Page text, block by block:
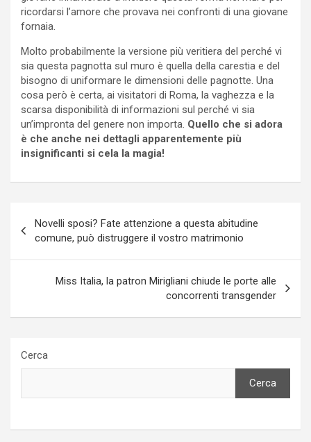
ricordarsi l’amore che provava nei confronti di una giovane
fornaia.
Molto probabilmente la versione più veritiera del perché vi
sia questa pagnotta sul muro è quella della carestia e del
bisogno di uniformare le dimensioni delle pagnotte. Una
cosa però è certa, ai visitatori di Roma, la vaghezza e la
scarsa disponibilità di informazioni sul perché vi sia
un’impronta del genere non importa. Quello che si adora
è che anche nei dettagli apparentemente più
insignificanti si cela la magia!
articoli
Novelli sposi? Fate attenzione a questa abitudine
comune, può distruggere il vostro matrimonio
Miss Italia, la patron Mirigliani chiude le porte alle
concorrenti transgender
Cerca
Cerca